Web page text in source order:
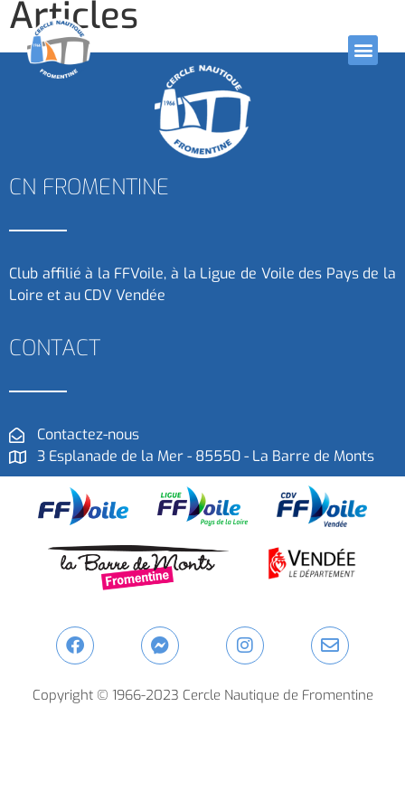
Articles
CN FROMENTINE
Club affilié à la FFVoile, à la Ligue de Voile des Pays de la
Loire et au CDV Vendée
CONTACT
Contactez-nous
3 Esplanade de la Mer - 85550 - La Barre de Monts
Copyright © 1966-2023 Cercle Nautique de Fromentine